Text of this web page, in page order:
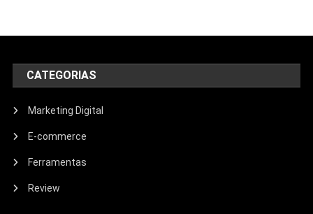
CATEGORIAS
Marketing Digital
E-commerce
Ferramentas
Review